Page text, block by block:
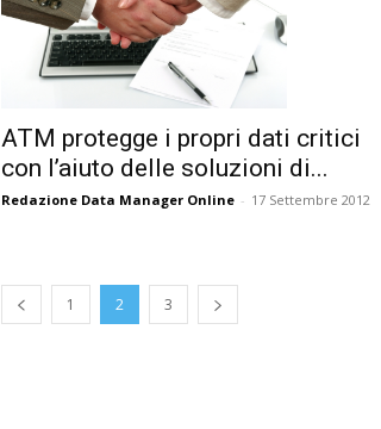
ATM protegge i propri dati critici
con l’aiuto delle soluzioni di...
Redazione Data Manager Online - 17 Settembre 2012
1 2 3